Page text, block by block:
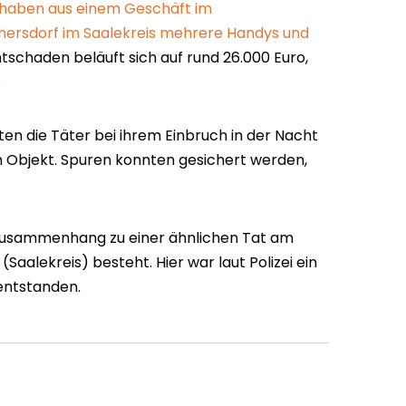
aus einem Geschäft im
im Saalekreis mehrere Handys und
beläuft sich auf rund 26.000 Euro,
die Täter bei ihrem Einbruch in der Nacht
Spuren konnten gesichert werden,
zu einer ähnlichen Tat am
besteht. Hier war laut Polizei ein